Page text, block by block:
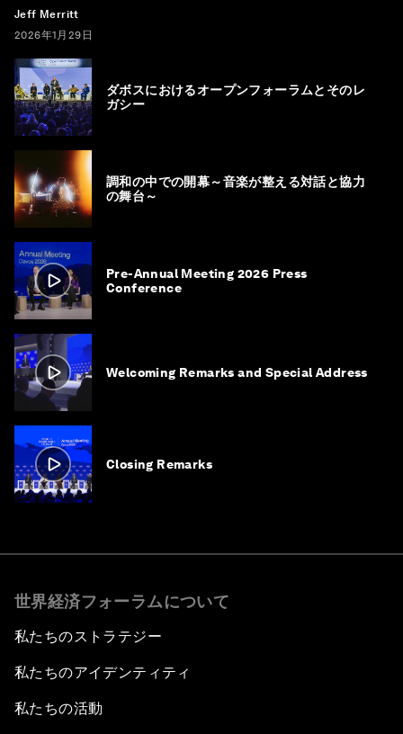
Jeff Merritt
2026年1月29日
ダボスにおけるオープンフォーラムとそのレ
ガシー
調和の中での開幕～音楽が整える対話と協力
の舞台～
Pre-Annual Meeting 2026 Press
Conference
Welcoming Remarks and Special Address
Closing Remarks
世界経済フォーラムについて
私たちのストラテジー
私たちのアイデンティティ
私たちの活動